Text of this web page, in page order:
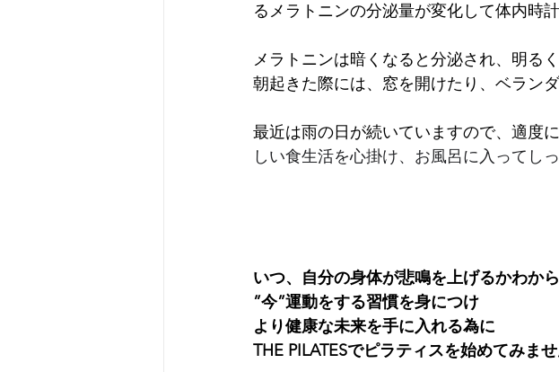
るメラトニンの分泌量が変化して体内時計
メラトニンは暗くなると分泌され、明る
朝起きた際には、窓を開けたり、ベラン
最近は雨の日が続いていますので、適度
しい食生活を心掛け、お風呂に入ってし
いつ、自分の身体が悲鳴を上げるかわか
”今”運動をする習慣を身につけ
より健康な未来を手に入れる為に
THE PILATESでピラティスを始めてみま